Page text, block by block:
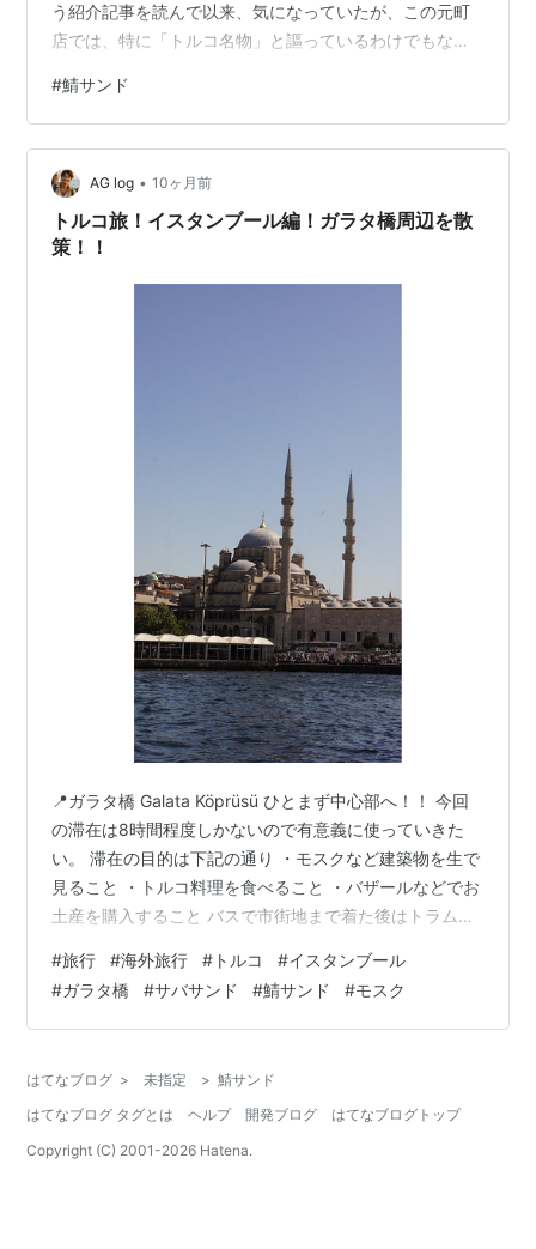
う紹介記事を読んで以来、気になっていたが、この元町
店では、特に「トルコ名物」と謳っているわけでもなか
もあって、イタリアやメキシコのサバ料理も並んでいる
のに、この中に「トルコ料理・鯖サンド」という記載は
見られない。 鯖サンドは「サバとチーズのサンド」とい
った名称でメニューの端の方に記されているだけだっ
た。だからと言って、特に腹も立たない。サバとチーズ
のサンドはなかなか美味しかった。 実のところ…
#鯖サンド
AG log • 10ヶ月前
トルコ旅！イスタンブール編！ガラタ橋周辺を散
策！！
📍ガラタ橋 Galata Köprüsü ひとまず中心部へ！！ 今回
の滞在は8時間程度しかないので有意義に使っていきた
い。 滞在の目的は下記の通り ・モスクなど建築物を生で
見ること ・トルコ料理を食べること ・バザールなどでお
土産を購入すること バスで市街地まで着た後はトラムを
橋から見えるモスク。美しい。 海も入る角度なのでとて
も映える。 高架下のお店たち。 初めて通ったときは価格
帯に対して高いと思っていたが、のちのち振り返ればト
ンブールの物価高騰えげつないことになっ…
#旅行 #海外旅行 # トルコ #イスタンブール
#ガラタ橋 #サバサンド #鯖サンド #モスク
はてなブログ > 未指定 > 鯖サンド
はてなブログ タグとは
ヘルプ 開発ブログ
はてなブログトップ
Copyright (C) 2001-2026 Hatena.